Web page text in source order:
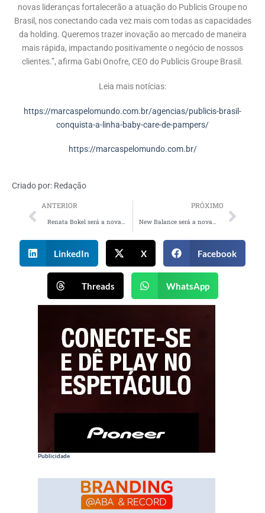
novas lideranças fortalecerão a atuação do Publicis Groupe no
Brasil, nos conectando cada vez mais com todas as capacidades
da holding. Queremos trazer inovação ao mercado de maneira
mais rápida, impactando positivamente o negócio de nossos
clientes.”, afirma Gabi Onofre, CEO do Publicis Groupe Brasil.
Leia mais notícias:
https://marcaspelomundo.com.br/agencias/publicis-brasil-
conquista-a-linha-baby-care-de-pampers/
https://marcaspelomundo.com.br/
Criado por: Redação
ANTERIOR
Renata Bokel será a nova CEO da WMcCann em 2024
PRÓXIMO
New Balance será a nova fornecedora do São Paulo Futebol Clube em 2024
LinkedIn X Facebook
Threads WhatsApp
Publicidade